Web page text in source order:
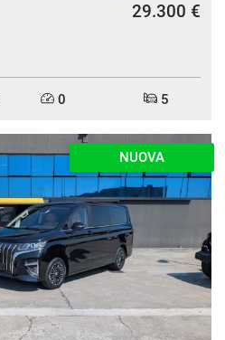
29.300 €
0 5
NUOVA